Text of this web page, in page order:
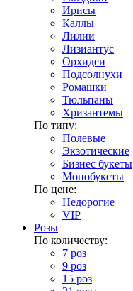
Ирисы
Каллы
Лилии
Лизиантус
Орхидеи
Подсолнухи
Ромашки
Тюльпаны
Хризантемы
По типу:
Полевые
Экзотические
Бизнес букеты
Монобукеты
По цене:
Недорогие
VIP
Розы
По количеству:
7 роз
9 роз
15 роз